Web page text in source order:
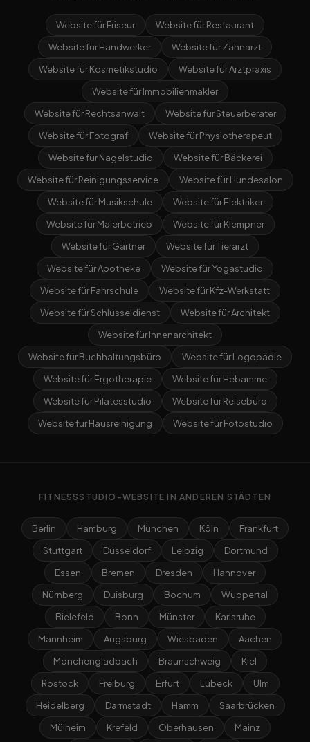
Website für Friseur
Website für Restaurant
Website für Handwerker
Website für Zahnarzt
Website für Kosmetikstudio
Website für Arztpraxis
Website für Immobilienmakler
Website für Rechtsanwalt
Website für Steuerberater
Website für Fotograf
Website für Physiotherapeut
Website für Nagelstudio
Website für Bäckerei
Website für Reinigungsservice
Website für Hundesalon
Website für Musikschule
Website für Elektriker
Website für Malerbetrieb
Website für Klempner
Website für Gärtner
Website für Tierarzt
Website für Apotheke
Website für Yogastudio
Website für Fahrschule
Website für Kfz-Werkstatt
Website für Schlüsseldienst
Website für Architekt
Website für Innenarchitekt
Website für Buchhaltungsbüro
Website für Logopädie
Website für Ergotherapie
Website für Hebamme
Website für Pilatesstudio
Website für Reisebüro
Website für Hausreinigung
Website für Fotostudio
FITNESSSTUDIO-WEBSITE IN ANDEREN STÄDTEN
Berlin Hamburg München Köln
Frankfurt
Stuttgart
Düsseldorf Leipzig
Dortmund
Essen
Bremen Dresden
Hannover
Nürnberg
Duisburg Bochum
Wuppertal
Bielefeld
Bonn Münster
Karlsruhe
Mannheim
Augsburg Wiesbaden
Aachen
Mönchengladbach
Braunschweig
Kiel
Rostock
Freiburg Erfurt Lübeck
Ulm
Heidelberg
Darmstadt Hamm
Saarbrücken
Mülheim
Krefeld Oberhausen Mainz